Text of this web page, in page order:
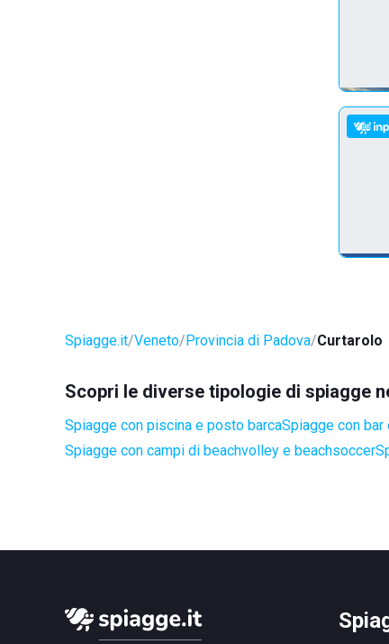
Spiagge.it Veneto Provincia di Padova Curtarolo
Scopri le diverse tipologie di spiagge
Spiagge con piscina e posto barcaSpiagge con
Spiagge con campi di beachvolley e beachsoccer